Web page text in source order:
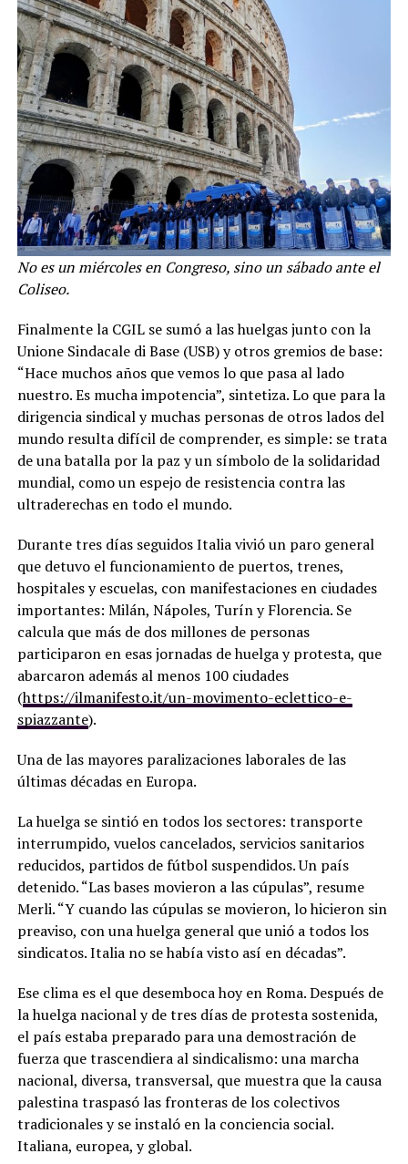
No es un miércoles en Congreso, sino un sábado ante el
Coliseo.
Finalmente la CGIL se sumó a las huelgas junto con la
Unione Sindacale di Base (USB) y otros gremios de base:
“Hace muchos años que vemos lo que pasa al lado
nuestro. Es mucha impotencia”, sintetiza. Lo que para la
dirigencia sindical y muchas personas de otros lados del
mundo resulta difícil de comprender, es simple: se trata
de una batalla por la paz y un símbolo de la solidaridad
mundial, como un espejo de resistencia contra las
ultraderechas en todo el mundo.
Durante tres días seguidos Italia vivió un paro general
que detuvo el funcionamiento de puertos, trenes,
hospitales y escuelas, con manifestaciones en ciudades
importantes: Milán, Nápoles, Turín y Florencia. Se
calcula que más de dos millones de personas
participaron en esas jornadas de huelga y protesta, que
abarcaron además al menos 100 ciudades
(https://ilmanifesto.it/un-movimento-eclettico-e-
spiazzante).
Una de las mayores paralizaciones laborales de las
últimas décadas en Europa.
La huelga se sintió en todos los sectores: transporte
interrumpido, vuelos cancelados, servicios sanitarios
reducidos, partidos de fútbol suspendidos. Un país
detenido. “Las bases movieron a las cúpulas”, resume
Merli. “Y cuando las cúpulas se movieron, lo hicieron sin
preaviso, con una huelga general que unió a todos los
sindicatos. Italia no se había visto así en décadas”.
Ese clima es el que desemboca hoy en Roma. Después de
la huelga nacional y de tres días de protesta sostenida,
el país estaba preparado para una demostración de
fuerza que trascendiera al sindicalismo: una marcha
nacional, diversa, transversal, que muestra que la causa
palestina traspasó las fronteras de los colectivos
tradicionales y se instaló en la conciencia social.
Italiana, europea, y global.